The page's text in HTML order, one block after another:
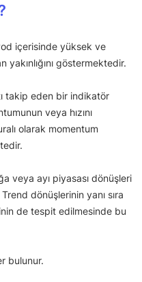
içerisinde yüksek ve
göstermektedir.
takip eden bir indikatör
veya hızını
olarak momentum
veya ayı piyasası dönüşleri
dönüşlerinin yanı sıra
de tespit edilmesinde bu
bulunur.